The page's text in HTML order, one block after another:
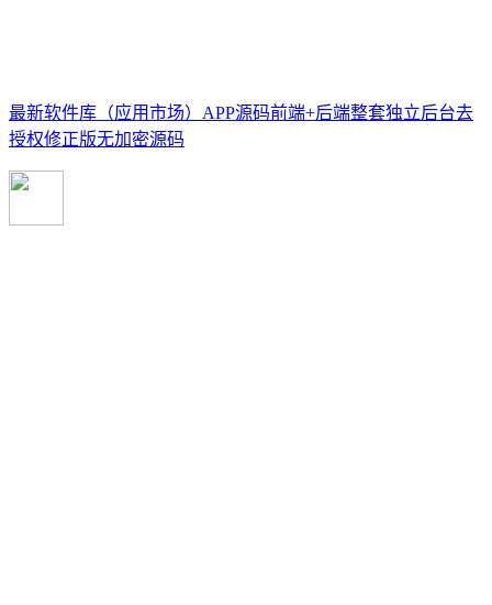
最新软件库（应用市场）APP源码前端+后端整套独立后台去
授权修正版无加密源码